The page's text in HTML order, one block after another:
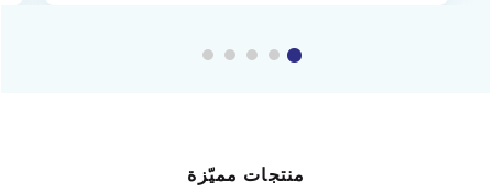
منتجات مميّزة